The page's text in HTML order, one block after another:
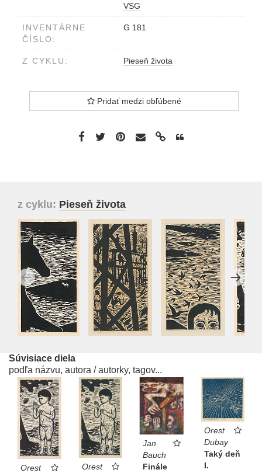
VSG
INVENTÁRNE
ČÍSLO:
G 181
Z CYKLU: Pieseň života
Pridať medzi obľúbené
z cyklu: Pieseň života
Súvisiace diela
podľa názvu, autora / autorky, tagov...
Orest
Orest
Jan
Bauch
Finále
Orest
Dubay
Taký deň
I.